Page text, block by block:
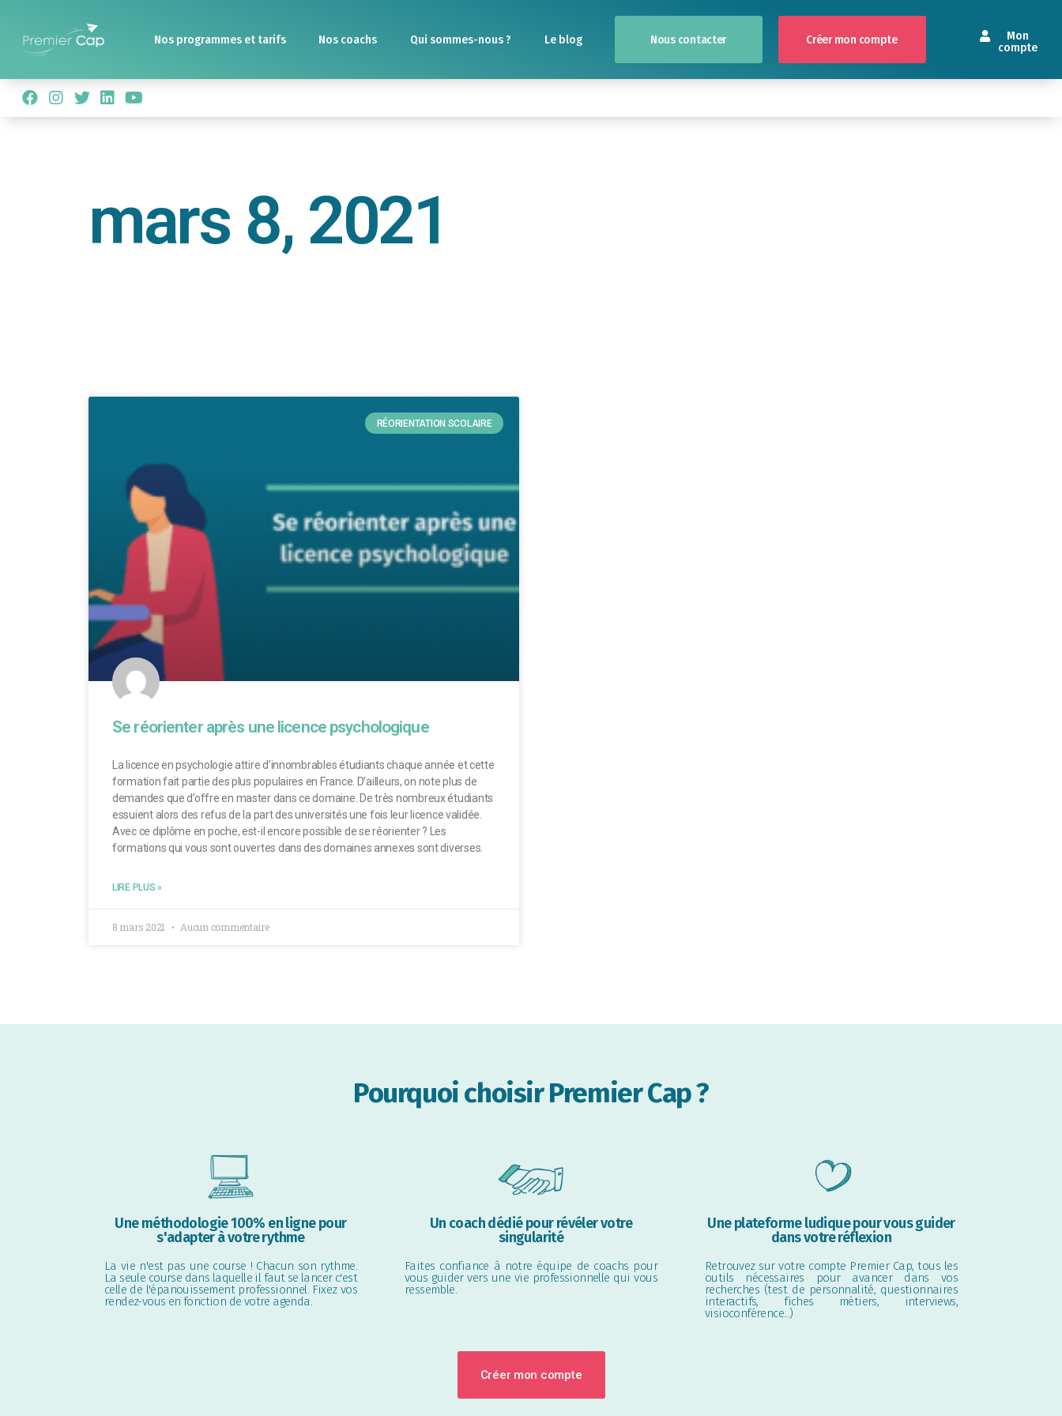
Nos programmes et tarifs Nos coachs Qui sommes-nous ? Le blog Nous contacter Créer mon compte
Mon
compte
mars 8, 2021
RÉORIENTATION SCOLAIRE
Se réorienter après une licence psychologique
La licence en psychologie attire d’innombrables étudiants chaque année et cette
formation fait partie des plus populaires en France. D’ailleurs, on note plus de
demandes que d’offre en master dans ce domaine. De très nombreux étudiants
essuient alors des refus de la part des universités une fois leur licence validée.
Avec ce diplôme en poche, est-il encore possible de se réorienter ? Les
formations qui vous sont ouvertes dans des domaines annexes sont diverses.
LIRE PLUS »
8 mars 2021 Aucun commentaire
Pourquoi choisir Premier Cap ?
Une méthodologie 100% en ligne pour
s'adapter à votre rythme
La vie n'est pas une course ! Chacun son rythme.
La seule course dans laquelle il faut se lancer c'est
celle de l'épanouissement professionnel. Fixez vos
rendez-vous en fonction de votre agenda.
Un coach dédié pour révéler votre
singularité
Faites confiance à notre équipe de coachs pour
vous guider vers une vie professionnelle qui vous
ressemble.
Une plateforme ludique pour vous guider
dans votre réflexion
Retrouvez sur votre compte Premier Cap, tous les
outils nécessaires pour avancer dans vos
recherches (test de personnalité, questionnaires
interactifs, fiches métiers, interviews,
visioconférence...)
Créer mon compte